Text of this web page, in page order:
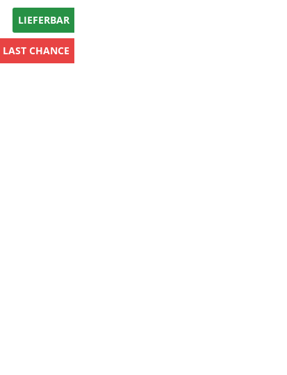
LIEFERBAR
LAST CHANCE